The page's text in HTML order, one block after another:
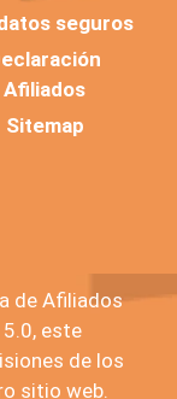
seguros
Afiliados
Sitemap
de Afiliados
este
de los
sitio web.